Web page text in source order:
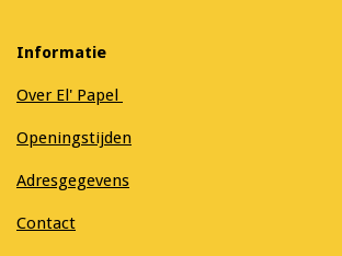
Informatie
Over El' Papel
Openingstijden
Adresgegevens
Contact